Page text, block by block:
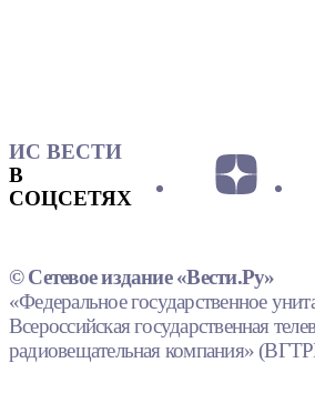
ИС ВЕСТИ
В
СОЦСЕТЯХ
© Сетевое издание «Вести.Ру»
«Федеральное государственное
Всероссийская государственная
радиовещательная компания»